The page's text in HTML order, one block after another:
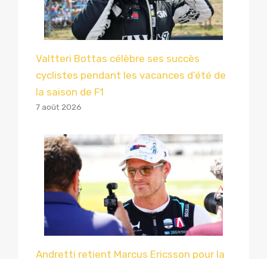
Valtteri Bottas célèbre ses succès
cyclistes pendant les vacances d’été de
la saison de F1
7 août 2026
Andretti retient Marcus Ericsson pour la